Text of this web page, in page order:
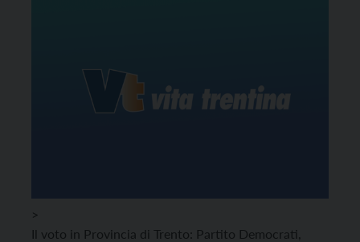
>
Il voto in Provincia di Trento: Partito Democrati,